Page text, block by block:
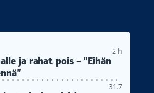
2 h
ja rahat pois – ”Eihän
31.7